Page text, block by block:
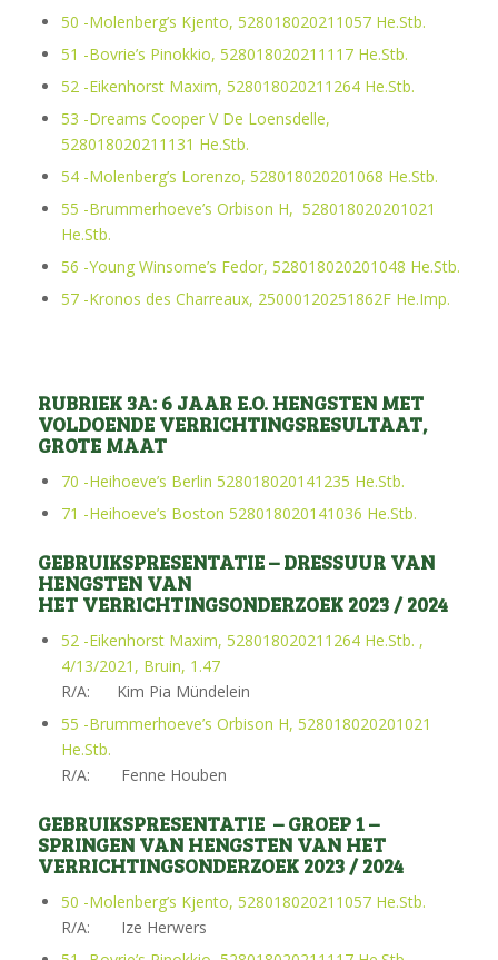
50 -Molenberg’s Kjento, 528018020211057 He.Stb.
51 -Bovrie’s Pinokkio, 528018020211117 He.Stb.
52 -Eikenhorst Maxim, 528018020211264 He.Stb.
53 -Dreams Cooper V De Loensdelle,
528018020211131 He.Stb.
54 -Molenberg’s Lorenzo, 528018020201068 He.Stb.
55 -Brummerhoeve’s Orbison H, 528018020201021
He.Stb.
56 -Young Winsome’s Fedor, 528018020201048 He.Stb.
57 -Kronos des Charreaux, 25000120251862F He.Imp.
RUBRIEK 3A: 6 JAAR E.O. HENGSTEN MET
VOLDOENDE VERRICHTINGSRESULTAAT,
GROTE MAAT
70 -Heihoeve’s Berlin 528018020141235 He.Stb.
71 -Heihoeve’s Boston 528018020141036 He.Stb.
GEBRUIKSPRESENTATIE – DRESSUUR VAN
HENGSTEN VAN
HET VERRICHTINGSONDERZOEK 2023 / 2024
52 -Eikenhorst Maxim, 528018020211264 He.Stb. ,
4/13/2021, Bruin, 1.47
R/A: Kim Pia Mündelein
55 -Brummerhoeve’s Orbison H, 528018020201021
He.Stb.
R/A: Fenne Houben
GEBRUIKSPRESENTATIE – GROEP 1 –
SPRINGEN VAN HENGSTEN VAN HET
VERRICHTINGSONDERZOEK 2023 / 2024
50 -Molenberg’s Kjento, 528018020211057 He.Stb.
R/A: Ize Herwers